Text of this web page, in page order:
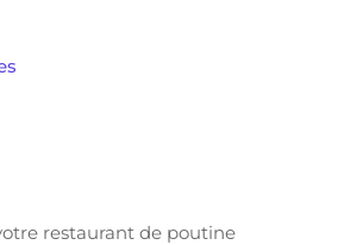
restaurant de poutine